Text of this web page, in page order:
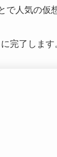
で人気の仮
完了します。